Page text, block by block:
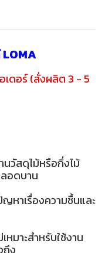
เดอร์ (สั่งผลิต 3 - 5
วัสดุไม้หรือกึ่งไม้
อดบาน
ญหาเรื่องความชื้นและ
หมาะสำหรับใช้งาน
ถึง